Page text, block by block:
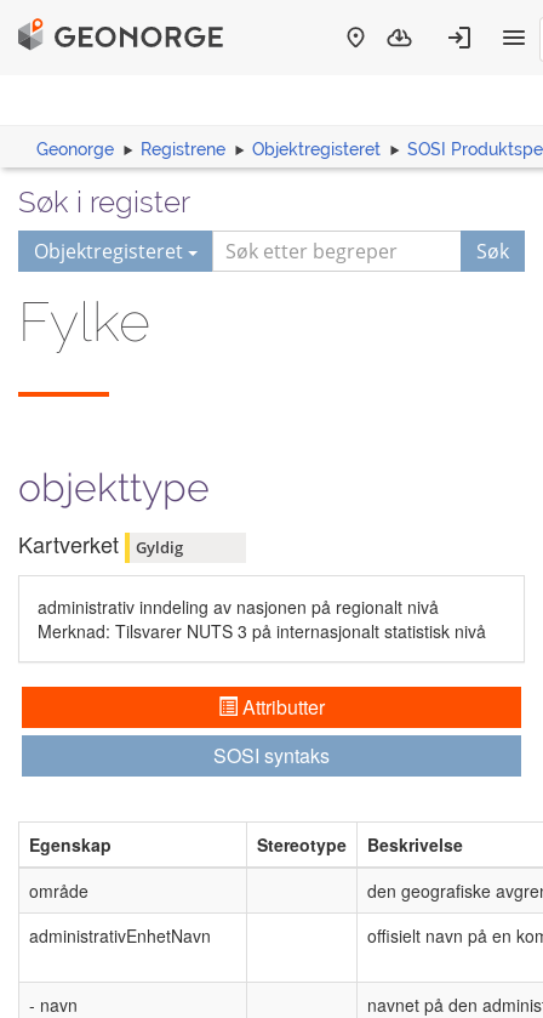
Geonorge Registrene Objektregisteret SOSI
Søk i register
Objektregisteret Søk
Fylke
objekttype
Kartverket Gyldig
administrativ inndeling av nasjonen på regionalt nivå
Merknad: Tilsvarer NUTS 3 på internasjonalt statistisk nivå
Attributter
SOSI syntaks
Egenskap Stereotype
Beskrivelse
område
den geografiske
administrativEnhetNavn
offisielt navn på en
- navn
navnet på den